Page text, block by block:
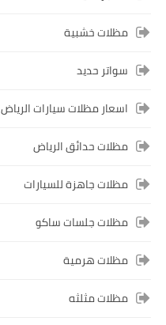
مظلات خشبية
سواتر حديد
اسعار مظلات سيارات الرياض
مظلات حدائق الرياض
مظلات جاهزة للسيارات
مظلات جلسات ساكو
مظلات هرمية
مظلات مثلثه